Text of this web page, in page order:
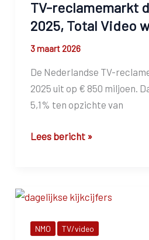
maar
missen
en
meetbaarheid
TV-reclamemarkt
2025, Total Video
3 maart 2026
De Nederlandse TV-
2025 uit op € 850 miljoen.
5,1% ten opzichte van
TV-
in
Total
Lees bericht »
NMO TV/video